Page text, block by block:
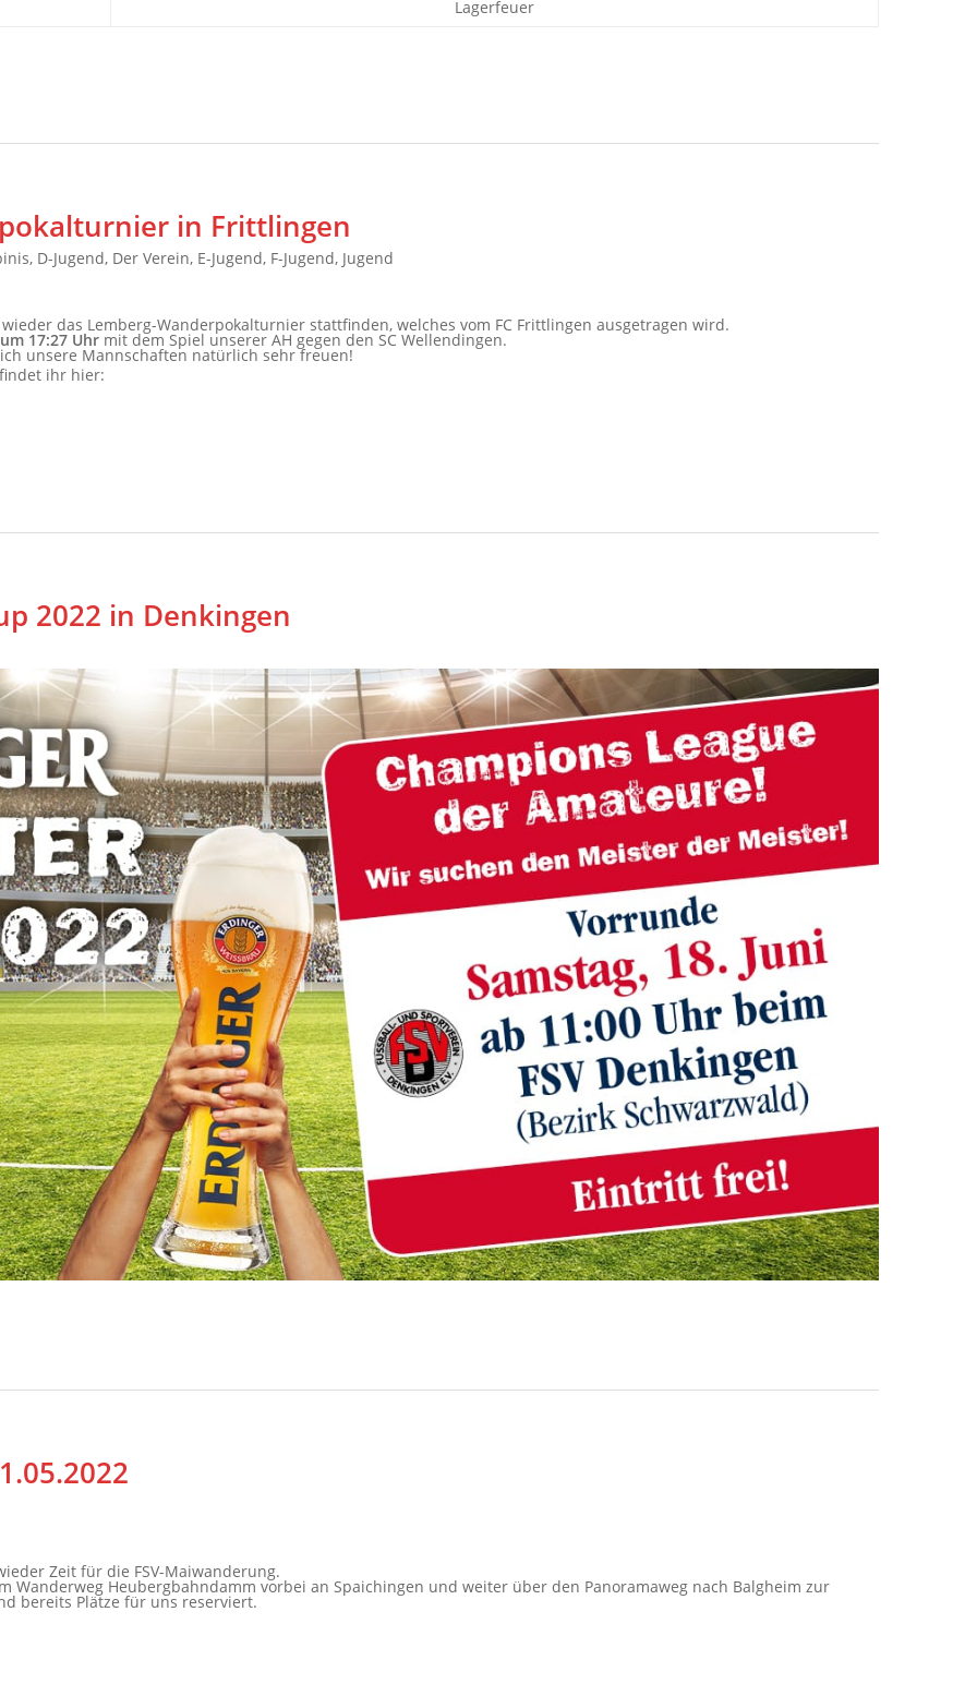
Lagerfeuer
in Frittlingen
, D-Jugend, Der Verein, E-Jugend, F-Jugend, Jugend
das Lemberg-Wanderpokalturnier stattfinden, welches vom FC Frittlingen ausgetragen wird.
17:27 Uhr mit dem Spiel unserer AH gegen den SC Wellendingen.
unsere Mannschaften natürlich sehr freuen!
ihr hier:
2022 in Denkingen
Zeit für die FSV-Maiwanderung.
Wanderweg Heubergbahndamm vorbei an Spaichingen und weiter über den Panoramaweg nach Balgheim zur
bereits Plätze für uns reserviert.